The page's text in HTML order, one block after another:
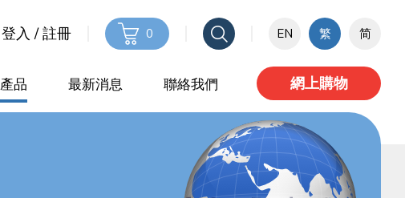
登入 / 註冊 0 EN 繁 简
產品 最新消息 聯絡我們 網上購物